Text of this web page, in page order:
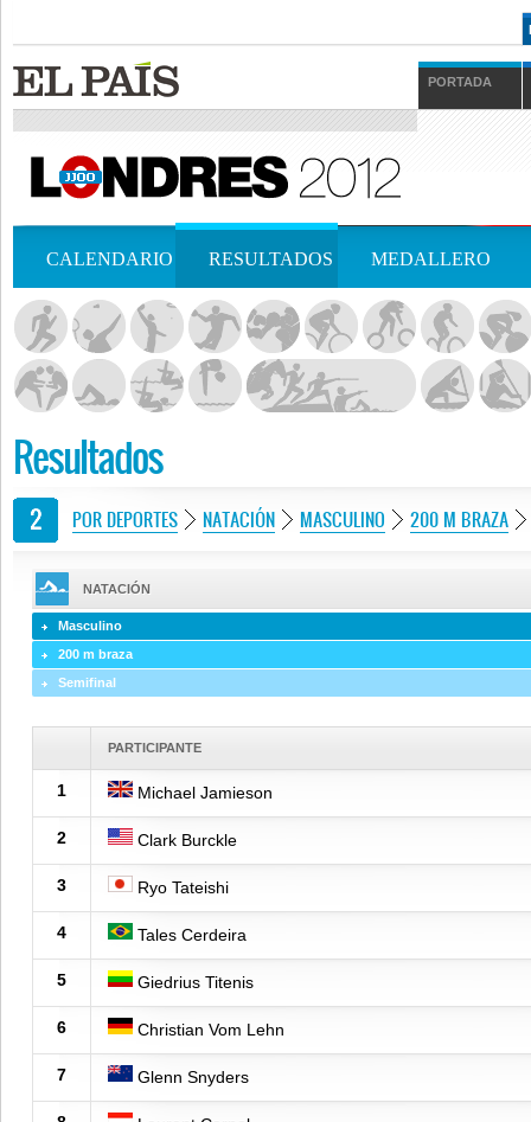
PORTADA
CALENDARIO RESULTADOS MEDALLERO
Resultados
POR DEPORTES NATACIÓN MASCULINO 200 M BRAZA
NATACIÓN
Masculino
200 m braza
Semifinal
PARTICIPANTE
1 Michael Jamieson
2 Clark Burckle
3 Ryo Tateishi
4 Tales Cerdeira
5 Giedrius Titenis
6 Christian Vom Lehn
7 Glenn Snyders